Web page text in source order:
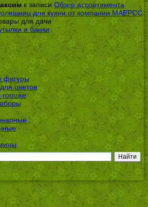
к записиОбзор ассортимента
для кухни от компании МАЕРСС
для дачи
и банки
фигуры
цветов
горшке